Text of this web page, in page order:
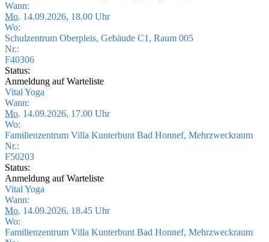
Wann:
Mo. 14.09.2026, 18.00 Uhr
Wo:
Schulzentrum Oberpleis, Gebäude C1, Raum 005
Nr.:
F40306
Status:
Anmeldung auf Warteliste
Vital Yoga
Wann:
Mo. 14.09.2026, 17.00 Uhr
Wo:
Familienzentrum Villa Kunterbunt Bad Honnef, Mehrzweckraum
Nr.:
F50203
Status:
Anmeldung auf Warteliste
Vital Yoga
Wann:
Mo. 14.09.2026, 18.45 Uhr
Wo:
Familienzentrum Villa Kunterbunt Bad Honnef, Mehrzweckraum